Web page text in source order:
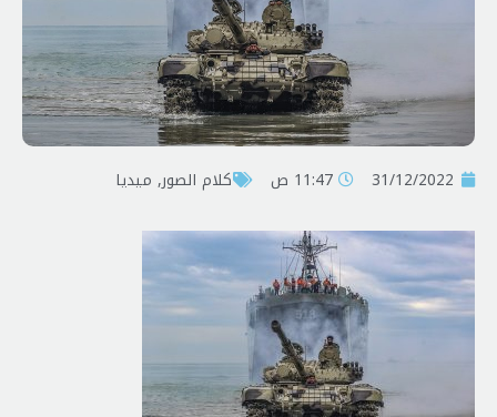
31/12/2022 11:47 ص کلام الصور, ميديا